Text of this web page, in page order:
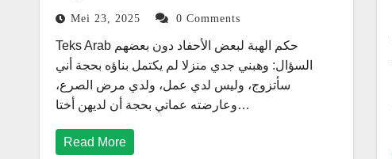
Mei 23, 2025 0 Comments
Teks Arab حكم الهبة لبعض الأحفاد دون بعضهم
السؤال: وهبني جدي منزلا لم يكتمل بناؤه بحجة أني
سأتزوج، وليس لدي عمل، ولدي مرض الصرع،
وعارضته عماتي بحجة أن لديهن أختا…
Read More